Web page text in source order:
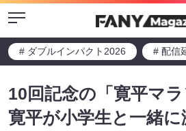
Menu
# ダブルインパクト2026 # 配信
10回記念の「寛平マ
寛平が小学生と一緒